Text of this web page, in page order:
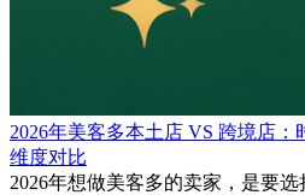
2026年美客多本土店 VS 跨境店
维度对比
2026年想做美客多的卖家，是要